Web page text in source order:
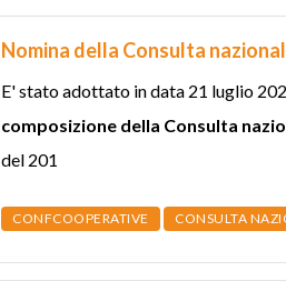
Nomina della Consulta
E' stato adottato in data 21 luglio
composizione della Consulta
del 201
CONFCOOPERATIVE CONSULTA